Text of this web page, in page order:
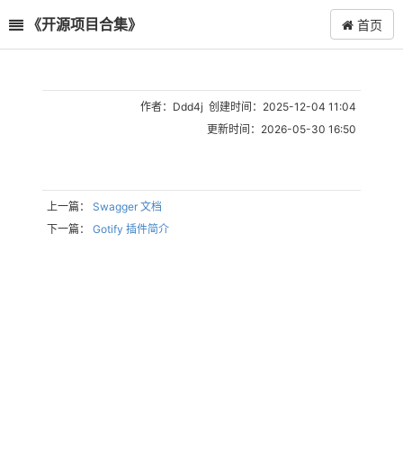
《开源项目合集》 首页
作者：Ddd4j 创建时间：2025-12-04 11:04
更新时间：2026-05-30 16:50
上一篇： Swagger 文档
下一篇：Gotify 插件简介